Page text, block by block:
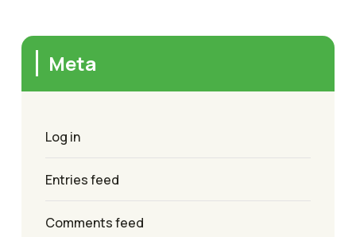
Meta
Log in
Entries feed
Comments feed